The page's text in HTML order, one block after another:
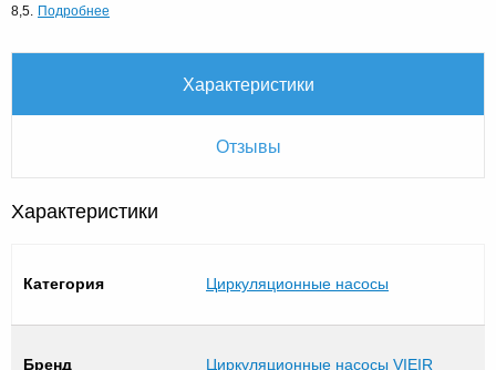
8,5. Подробнее
Характеристики
Отзывы
Характеристики
Категория Циркуляционные насосы
Бренд Циркуляционные насосы VIEIR